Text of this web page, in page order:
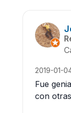
2019-01-
Fue
con